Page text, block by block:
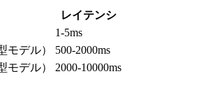
レイテンシ
1-5ms
モデル）
500-2000ms
モデル）
2000-10000ms